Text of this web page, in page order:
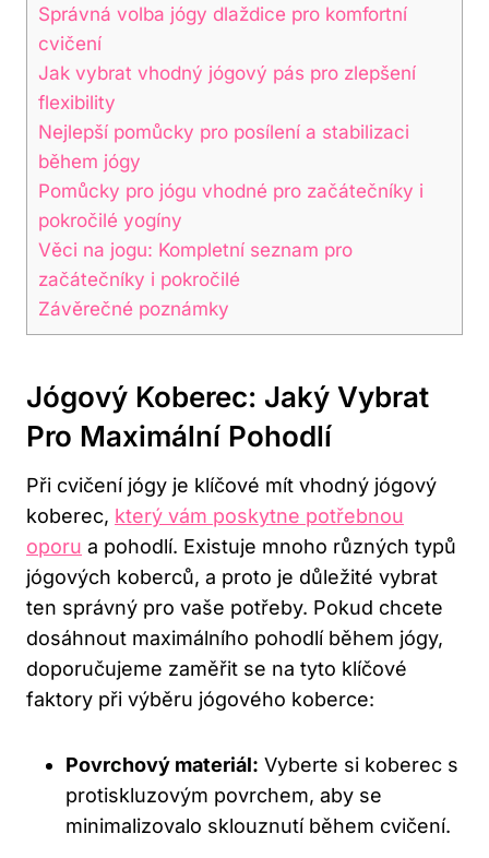
Správná volba jógy dlaždice pro komfortní
cvičení
Jak vybrat vhodný jógový pás pro zlepšení
flexibility
Nejlepší pomůcky pro posílení a stabilizaci
během jógy
Pomůcky pro jógu vhodné pro začátečníky i
pokročilé yogíny
Věci na jogu: Kompletní seznam pro
začátečníky i pokročilé
Závěrečné poznámky
Jógový Koberec: Jaký Vybrat
Pro Maximální Pohodlí
Při cvičení jógy je klíčové mít vhodný jógový
koberec, který vám poskytne potřebnou
oporu a pohodlí. Existuje mnoho různých typů
jógových koberců, a proto je důležité vybrat
ten správný pro vaše potřeby. Pokud chcete
dosáhnout maximálního pohodlí během jógy,
doporučujeme zaměřit se na tyto klíčové
faktory při výběru jógového koberce:
Povrchový materiál: Vyberte si koberec s
protiskluzovým povrchem, aby se
minimalizovalo sklouznutí během cvičení.